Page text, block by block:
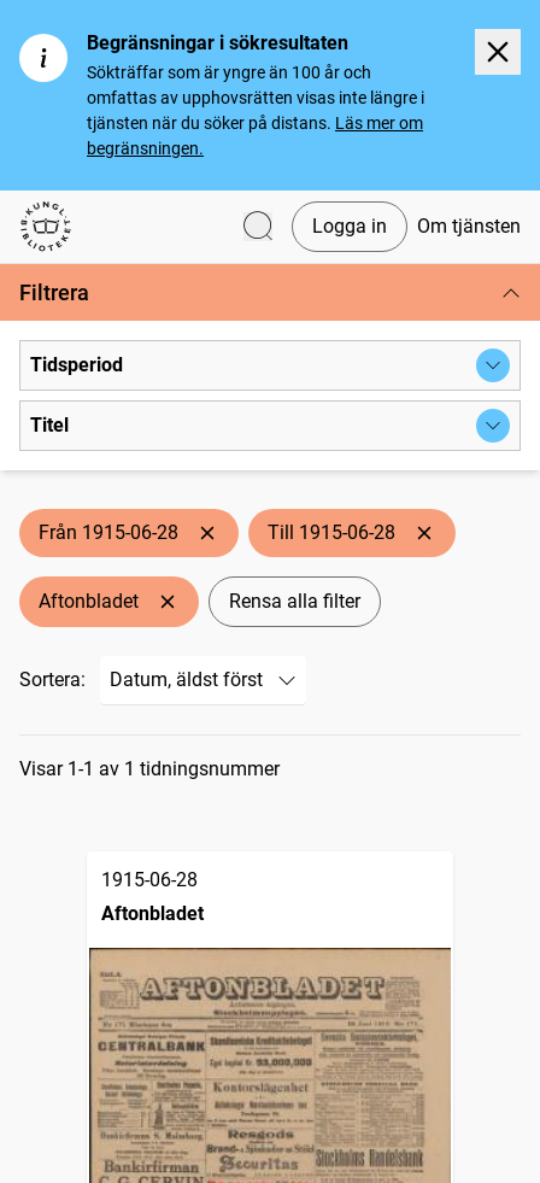
Begränsningar i sökresultaten
Sökträffar som är yngre än 100 år och
omfattas av upphovsrätten visas inte längre i
tjänsten när du söker på distans. Läs mer om
begränsningen.
Svenska tidningar
Logga in Om tjänsten
Filtrera
Tidsperiod
Titel
Från 1915-06-28 Till 1915-06-28
Aftonbladet Rensa alla filter
Sortera:
Sökresultat
Visar 1-1 av 1 tidningsnummer
1915-06-28
Aftonbladet